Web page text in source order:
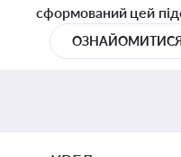
сформований цей